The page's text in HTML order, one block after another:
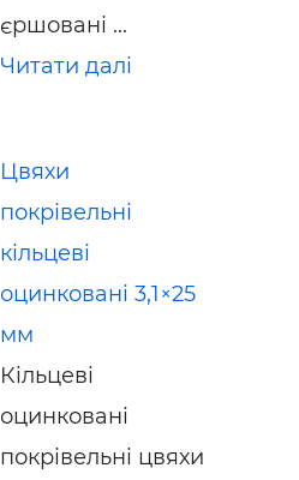
єршовані ...
Читати далі
Цвяхи
покрівельні
кільцеві
оцинковані 3,1×25
мм
Кільцеві
оцинковані
покрівельні цвяхи